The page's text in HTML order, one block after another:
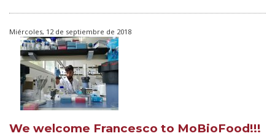
Miércoles, 12 de septiembre de 2018
We welcome Francesco to MoBioFood!!!